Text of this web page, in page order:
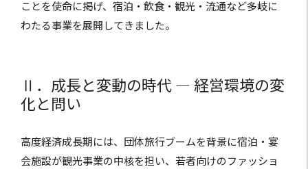
ことを使命に掲げ、宿泊・飲食・観光・流通など多岐に
わたる事業を展開してきました。
Ⅱ．成長と変動の時代 ― 経営環境の変
化と問い
高度経済成長期には、団体旅行ブームを背景に宿泊・宴
会施設が観光事業の中核を担い、若者向けのファッショ